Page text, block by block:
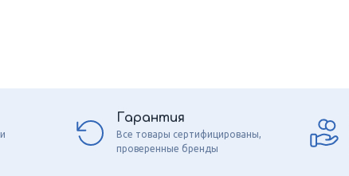
Гарантия
Все товары сертифицированы,
проверенные бренды